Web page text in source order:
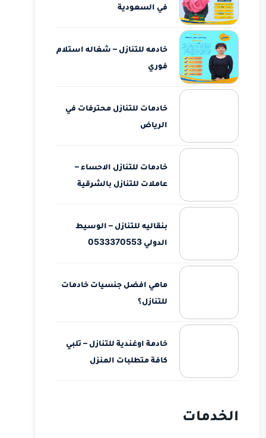
في السعودية
خادمه للتنازل – شغاله استلام
فوري
خادمات للتنازل محترفات في
الرياض
خادمات للتنازل الاحساء –
عاملات للتنازل بالشرقية
بنقاليه للتنازل – الوسيط
الدولي 0533370553
ماهي افضل جنسيات خادمات
للتنازل؟
خادمة اوغندية للتنازل – تلبي
كافة متطلبات المنزل
الخدمات